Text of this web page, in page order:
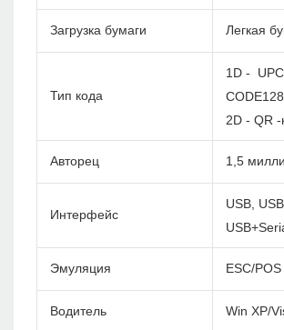
Загрузка бумаги Легкая
Тип кода
1D -
CODE128
2D - QR -
Авторец 1,5
Интерфейс
USB,
Эмуляция ESC/POS
Водитель Win XP/